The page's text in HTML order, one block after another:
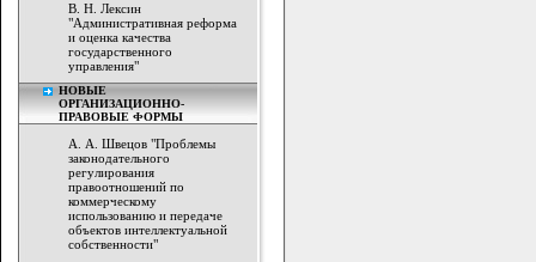
В. Н. Лексин
"Административная реформа
и оценка качества
государственного
управления"
НОВЫЕ
ОРГАНИЗАЦИОННО-
ПРАВОВЫЕ ФОРМЫ
А. А. Швецов "Проблемы
законодательного
регулирования
правоотношений по
коммерческому
использованию и передаче
объектов интеллектуальной
собственности"